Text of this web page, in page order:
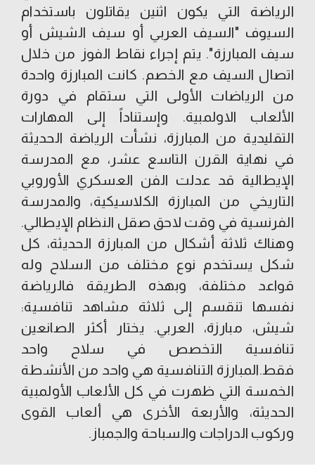
الرياضة التي يكون اثنين يقاتلون باستخدام
السيوف "السيف العربي أو سيف الشيش أو
سيف المبارزة". يتم إجراء نقاط الفوز من خلال
اتصال السيف مع الخصم. كانت المبارزة واحدة
من الرياضات الأولى التي ستقام في دورة
الألعاب الاولمبية. وإستناداً إلى المهارات
التقليدية من المبارزة، نشأت الرياضة الحديثة
في نهاية القرن التاسع عشر، مع المدرسة
الإيطالية قد عدلت الفن العسكري الأوروبي
التاريخي من المبارزة الكلاسيكية، والمدرسة
الفرنسية في وقت لاحق صقل النظام الإيطالي.
وهناك ثلاثة أشكال من المبارزة الحديثة، كل
شكل يستخدم نوع مختلف من السلاح وله
قواعد مختلفة، وبهذه الطريقة فالرياضة
نفسها تنقسم إلى ثلاثة مشاهد تنافسية:
شيش، مبارزة، العربي. يختار أكثر الصانعين
تنافسية التخصص في سلاح واحد
فقط.المبارزة التنافسية هي واحد من الأنشطة
الخمسة التي ظهرت في كل الألعاب الأولمبية
الحديثة، والأربعة الأخرى هي ألعاب القوى
وركوب الدراجات والسباحة والجمباز.​